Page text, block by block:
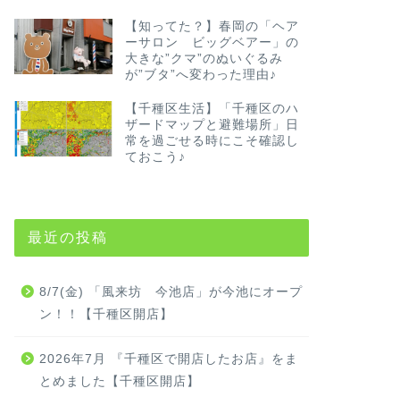
【知ってた？】春岡の「ヘア
ーサロン ビッグベアー」の
大きな”クマ”のぬいぐるみ
が”ブタ”へ変わった理由♪
【千種区生活】「千種区のハ
ザードマップと避難場所」日
常を過ごせる時にこそ確認し
ておこう♪
最近の投稿
8/7(金) 「風来坊 今池店」が今池にオープ
ン！！【千種区開店】
2026年7月 『千種区で開店したお店』をま
とめました【千種区開店】